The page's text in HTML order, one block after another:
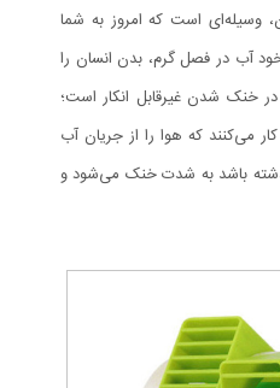
وسیله‌ای است که امروز به شما
آب در فصل گرم، بدن انسان را
شدن غیرقابل انکار است؛
می‌کنند که هوا را از جریان آب
باشد به شدت خنک می‌شود و